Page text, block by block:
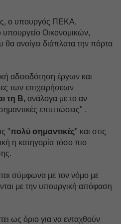
ο υπουργός ΠΕΚΑ,
υπουργείο Οικονομικών,
θα ανοίγει διάπλατα την πόρτα
αδειοδότηση έργων και
των επιχειρήσεων
τη Β,ανάλογα με το αν
επιπτώσεις" .
"πολύ σημαντικές" και στις
η κατηγορία τόσο πιο
σύμφωνα με τον νόμο με
με την υπουργική απόφαση
ως όριο για να ενταχθούν